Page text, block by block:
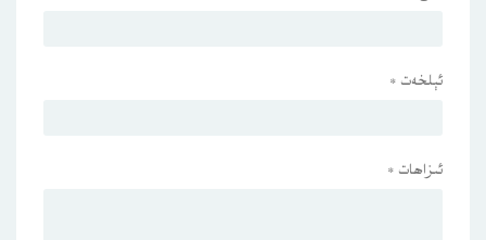
ئېلخەت *
ئىزاھات *